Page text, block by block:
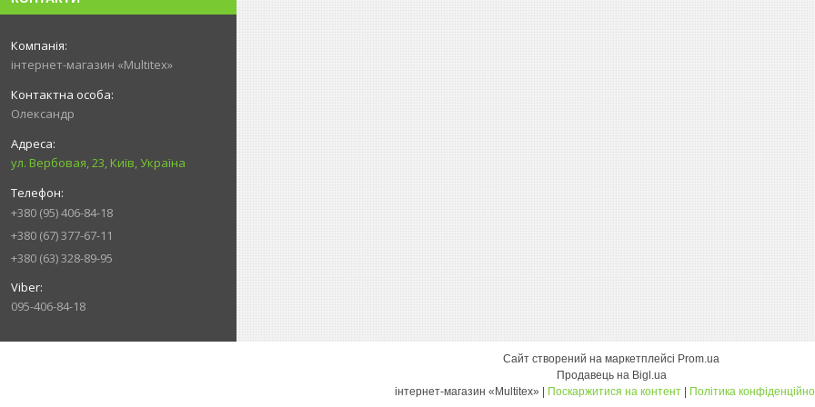
інтернет-магазин «Multitex»
Олександр
ул. Вербовая, 23, Київ, Україна
+380 (95) 406-84-18
+380 (67) 377-67-11
+380 (63) 328-89-95
095-406-84-18
Сайт створений на маркетплейсі Prom.ua
Продавець на Bigl.ua
Поскаржитися на контент Політика